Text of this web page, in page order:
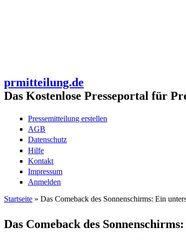
prmitteilung.de
Das Kostenlose Presseportal für
Pressemitteilung erstellen
AGB
Datenschutz
Hilfe
Kontakt
Impressum
Anmelden
Startseite » Das Comeback des Sonnenschirms: Ein
Das Comeback des